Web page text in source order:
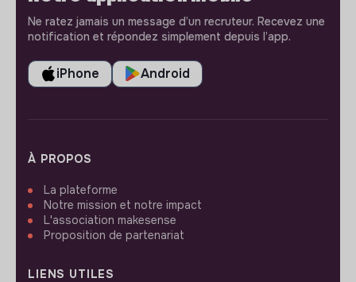
Ne ratez jamais un message d’un recruteur. Recevez une
notification et répondez simplement depuis l’app.
iPhone Android
À PROPOS
La plateforme
Notre mission et notre impact
L'association makesense
Proposition de partenariat
LIENS UTILES